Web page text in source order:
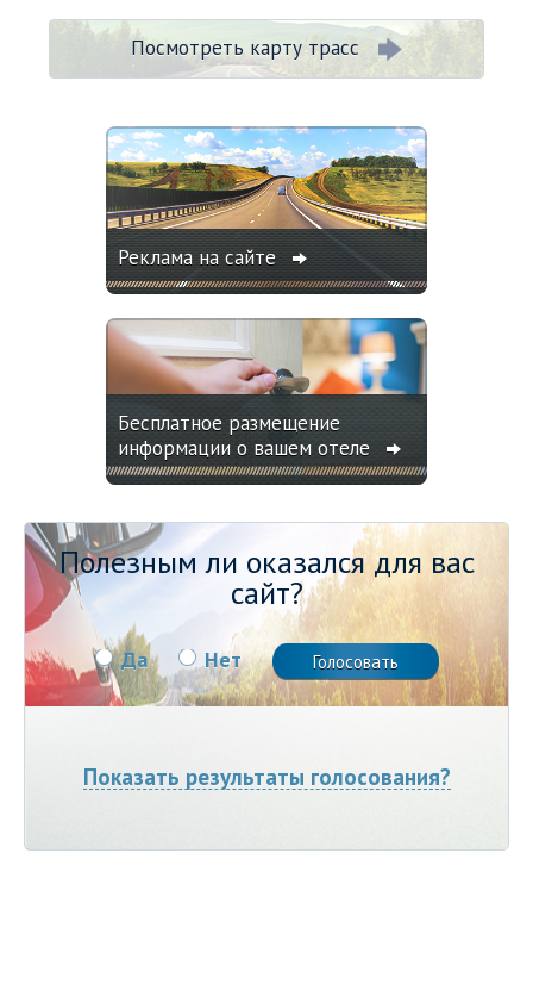
Посмотреть карту трасс
Реклама на сайте
Бесплатное размещение
информации о вашем отеле
Полезным ли оказался для вас
сайт?
Да Нет
Показать результаты голосования?